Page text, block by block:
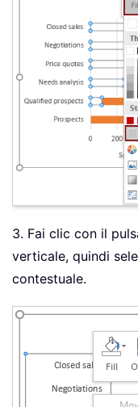
3. Fai clic con il
verticale, quindi
contestuale.